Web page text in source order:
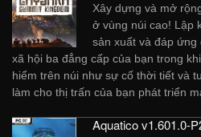
Xây dựng và mở
ở vùng núi cao! Lập
sản xuất và đáp ứng
xã hội ba đẳng cấp của bạn trong
hiểm trên núi như sự cố thời tiết và
làm cho thị trấn của bạn phát triển
Aquatico v1.601.0-